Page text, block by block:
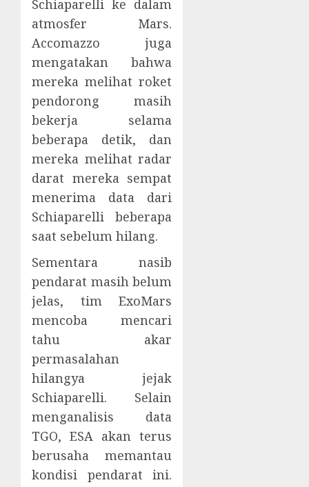
Schiaparelli ke dalam
atmosfer Mars.
Accomazzo juga
mengatakan bahwa
mereka melihat roket
pendorong masih
bekerja selama
beberapa detik, dan
mereka melihat radar
darat mereka sempat
menerima data dari
Schiaparelli beberapa
saat sebelum hilang.
Sementara nasib
pendarat masih belum
jelas, tim ExoMars
mencoba mencari
tahu akar
permasalahan
hilangya jejak
Schiaparelli. Selain
menganalisis data
TGO, ESA akan terus
berusaha memantau
kondisi pendarat ini.